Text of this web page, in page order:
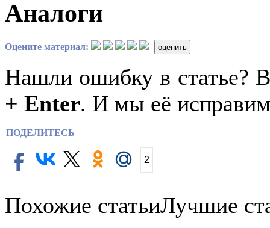
Аналоги
Оцените материал: оценить
Нашли ошибку в статье?
+ Enter. И мы её
ПОДЕЛИТЕСЬ
2
Похожие статьиЛучшие